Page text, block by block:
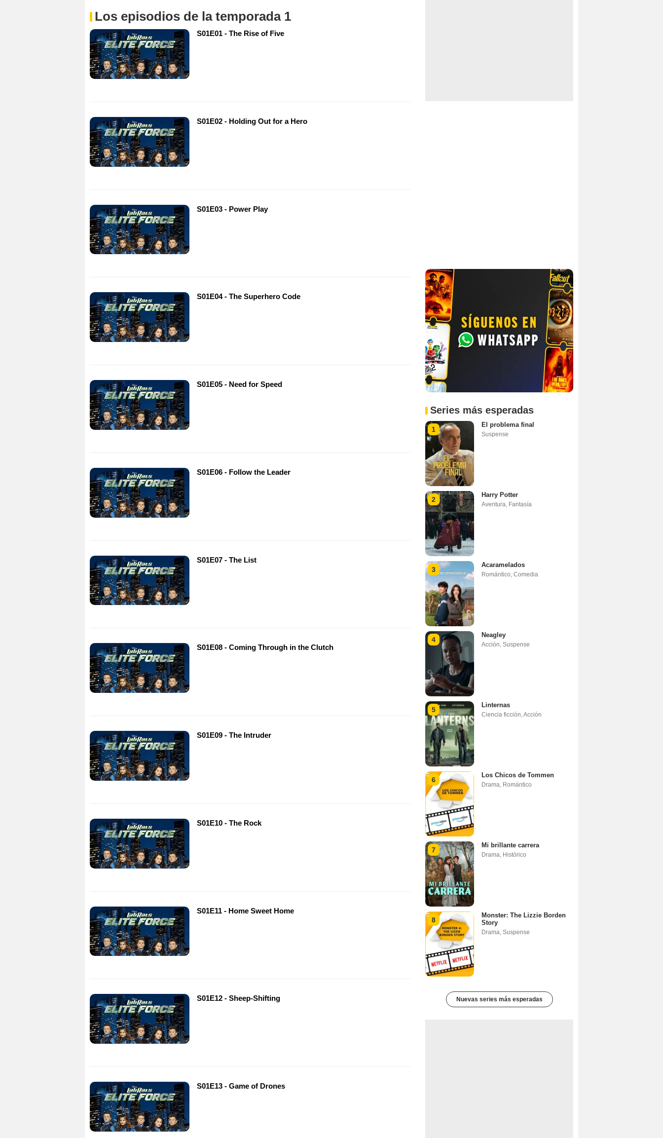
Los episodios de la temporada 1
S01E01 - The Rise of Five
S01E02 - Holding Out for a Hero
S01E03 - Power Play
S01E04 - The Superhero Code
S01E05 - Need for Speed
S01E06 - Follow the Leader
S01E07 - The List
S01E08 - Coming Through in the Clutch
S01E09 - The Intruder
S01E10 - The Rock
S01E11 - Home Sweet Home
S01E12 - Sheep-Shifting
S01E13 - Game of Drones
Series más esperadas
1
El problema final
Suspense
2
Harry Potter
Aventura Fantasía
3
Acaramelados
Romántico Comedia
4
Neagley
Acción Suspense
5
Linternas
Ciencia ficción Acción
6
Los Chicos de Tommen
Drama Romántico
7
Mi brillante carrera
Drama Histórico
8
Monster: The Lizzie Borden
Story
Drama Suspense
Nuevas series más esperadas